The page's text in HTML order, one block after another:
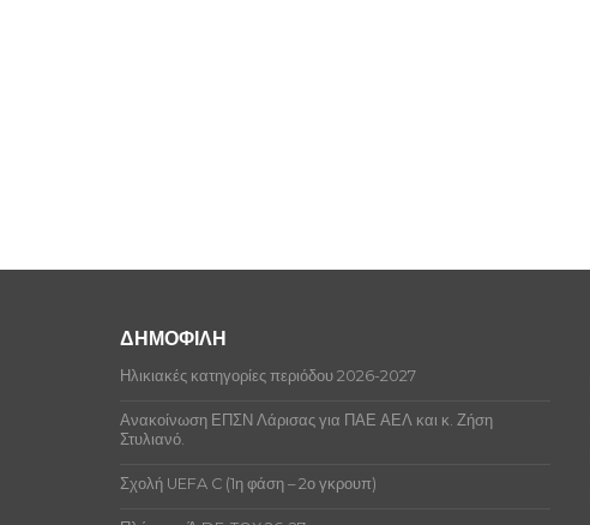
ΔΗΜΟΦΙΛΗ
Ηλικιακές κατηγορίες περιόδου 2026-2027
Ανακοίνωση ΕΠΣΝ Λάρισας για ΠΑΕ ΑΕΛ και κ. Ζήση
Στυλιανό.
Σχολή UEFA C (1η φάση – 2ο γκρουπ)